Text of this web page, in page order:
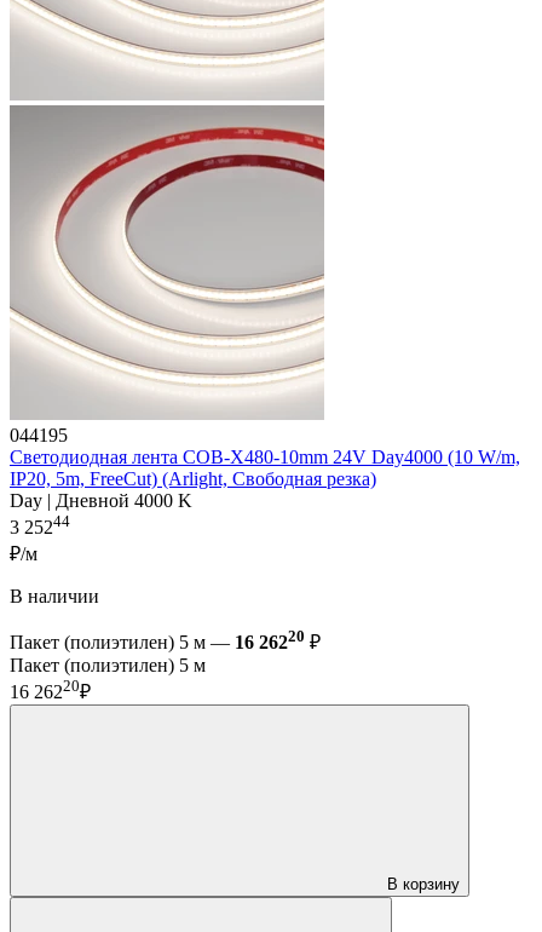
044195
Светодиодная лента COB-X480-10mm 24V Day4000 (10 W/m,
IP20, 5m, FreeCut) (Arlight, Свободная резка)
Day | Дневной 4000 K
3 25244
₽/м
В наличии
Пакет (полиэтилен) 5 м — 16 26220 ₽
Пакет (полиэтилен) 5 м
16 26220₽
В корзину